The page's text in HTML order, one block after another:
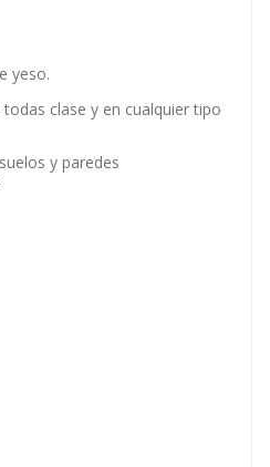
yeso.
clase y en cualquier tipo
y paredes